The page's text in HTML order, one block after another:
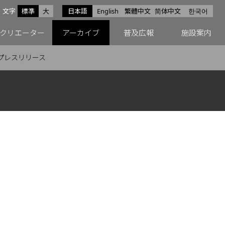
日本語 English 繁體中文 简体中文 한국어
文字サイズ
標準 大
ースfacebook
ースX
スペースInstagram
クリエーター アーカイブ 普及広報 施設案内
レスリリース